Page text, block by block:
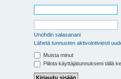
Unohdin salasanani
Lähetä tunnusten aktivointiviesti
Muista minut
Piilota käyttäjätunnukseni tällä